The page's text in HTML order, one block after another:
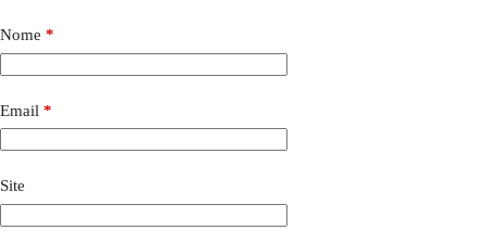
Nome *
Email *
Site